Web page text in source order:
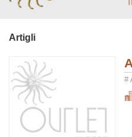
Artigli
#